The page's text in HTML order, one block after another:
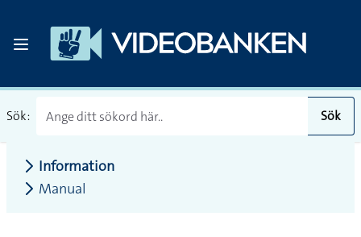
Sök: Sök
Information
Manual